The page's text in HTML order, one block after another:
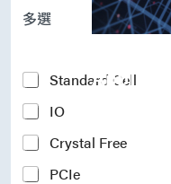
M31’s
P
c
e
s
s
N
o
d
多選
Y
o
u
r
I
n
Standard Cell
IO
Crystal Free
PCIe